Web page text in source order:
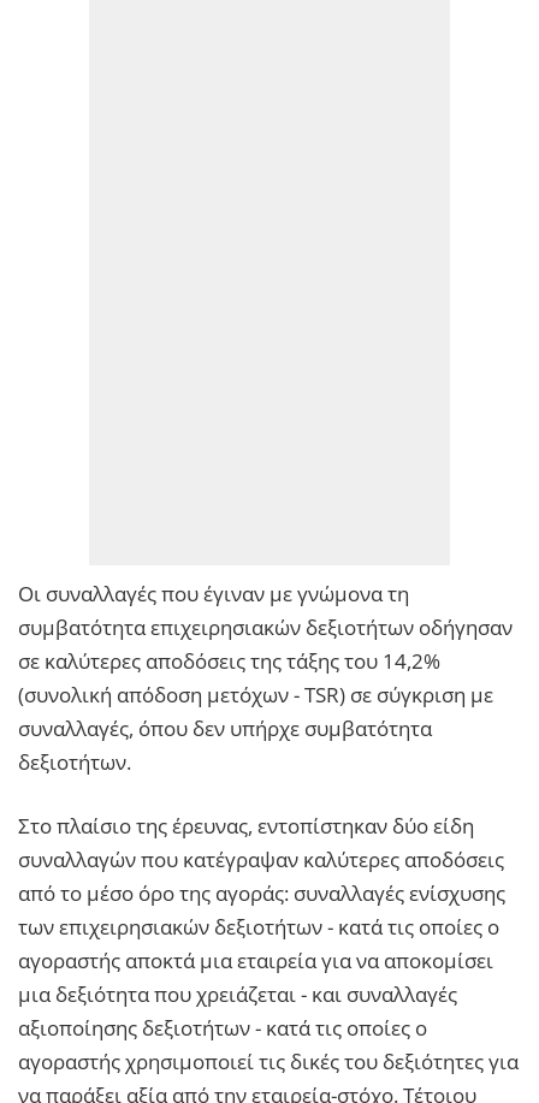
Oι συναλλαγές που έγιναν με γνώμονα τη
συμβατότητα επιχειρησιακών δεξιοτήτων οδήγησαν
σε καλύτερες αποδόσεις της τάξης του 14,2%
(συνολική απόδοση μετόχων - TSR) σε σύγκριση με
συναλλαγές, όπου δεν υπήρχε συμβατότητα
δεξιοτήτων.
Στο πλαίσιο της έρευνας, εντοπίστηκαν δύο είδη
συναλλαγών που κατέγραψαν καλύτερες αποδόσεις
από το μέσο όρο της αγοράς: συναλλαγές ενίσχυσης
των επιχειρησιακών δεξιοτήτων - κατά τις οποίες ο
αγοραστής αποκτά μια εταιρεία για να αποκομίσει
μια δεξιότητα που χρειάζεται - και συναλλαγές
αξιοποίησης δεξιοτήτων - κατά τις οποίες ο
αγοραστής χρησιμοποιεί τις δικές του δεξιότητες για
να παράξει αξία από την εταιρεία-στόχο. Τέτοιου